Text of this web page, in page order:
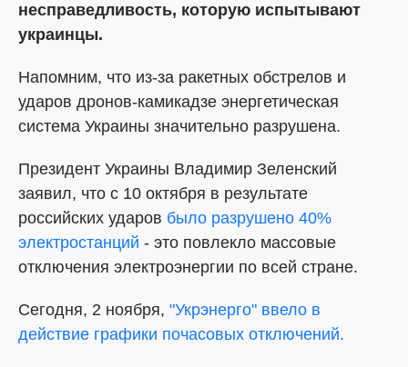
несправедливость, которую испытывают
украинцы.
Напомним, что из-за ракетных обстрелов и
ударов дронов-камикадзе энергетическая
система Украины значительно разрушена.
Президент Украины Владимир Зеленский
заявил, что с 10 октября в результате
российских ударов было разрушено 40%
электростанций - это повлекло массовые
отключения электроэнергии по всей стране.
Сегодня, 2 ноября, "Укрэнерго" ввело в
действие графики почасовых отключений.